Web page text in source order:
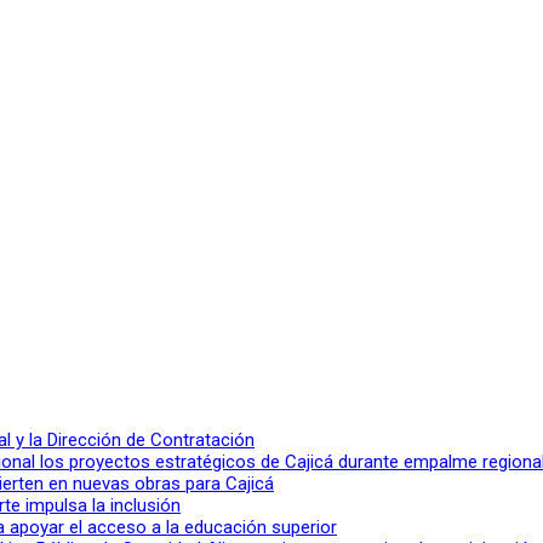
y la Dirección de Contratación
los proyectos estratégicos de Cajicá durante empalme
en nuevas obras para Cajicá
impulsa la inclusión
apoyar el acceso a la educación superior